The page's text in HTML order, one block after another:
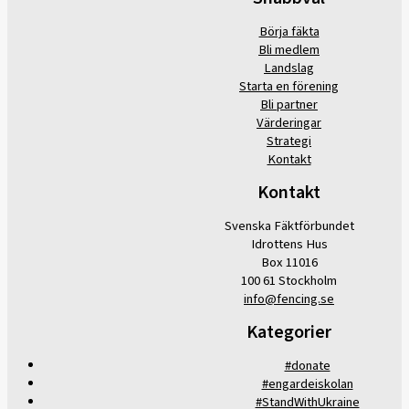
Börja fäkta
Bli medlem
Landslag
Starta en förening
Bli partner
Värderingar
Strategi
Kontakt
Kontakt
Svenska Fäktförbundet
Idrottens Hus
Box 11016
100 61 Stockholm
info@fencing.se
Kategorier
#donate
#engardeiskolan
#StandWithUkraine